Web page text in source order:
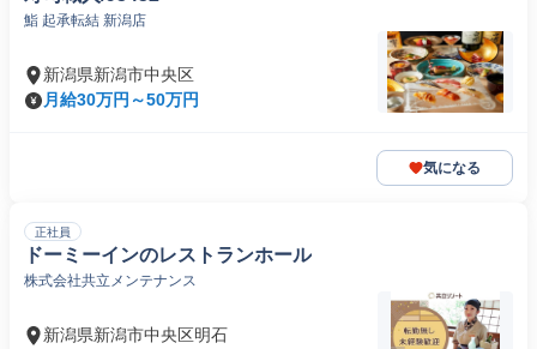
鮨 起承転結 新潟店
新潟県新潟市中央区
月給30万円～50万円
気になる
正社員
ドーミーインのレストランホール
株式会社共立メンテナンス
新潟県新潟市中央区明石